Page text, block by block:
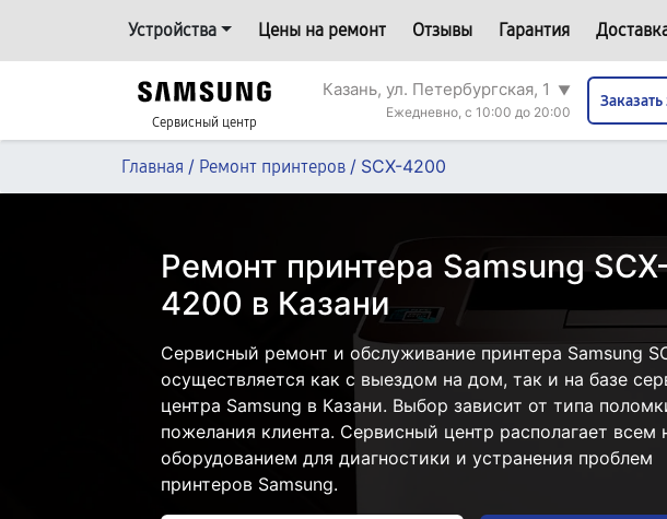
Устройства Цены на ремонт Отзывы Гарантия
Сервисный центр
Казань, ул. Петербургская, 1
▼
Ежедневно, с 10:00 до 20:00
Главная / Ремонт принтеров / SCX-4200
Ремонт принтера Samsung
4200 в Казани
Сервисный ремонт и обслуживание принтера Samsung
осуществляется как с выездом на дом, так и на базе
центра Samsung в Казани. Выбор зависит от типа
пожелания клиента. Сервисный центр располагает
оборудованием для диагностики и устранения проблем
принтеров Samsung.